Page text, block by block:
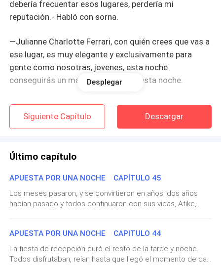
debería frecuentar esos lugares, perdería mi
reputación.- Habló con sorna.
—Julianne Charlotte Ferrari, con quién crees que vas a
ese lugar, es muy elegante y exclusivamente para
gente como nosotras, jovenes, esta noche
conseguirás un macho, así sea por esta noche.
Los toques de los tacones se escucharon en el suelo
al andar de Julianne, se paró frente a ellos, una
pelinegra despampanante, de ojos negros vestida con
—¿Pero que carajos te hiciste? ¿Donde esta mi amiga
Julianne, que le hiciste ?
—Nada que ver conmigo este personaje, ¿verdad?
—Me gustas más cuando tienes tus ojos azules y tus
Desplegar
Siguiente Capítulo Descargar
Último capítulo
APUESTA POR UNA NOCHE CAPÍTULO 45
Los meses pasaron, y se convirtieron en años: dos años
habían pasado y todos continuaron con sus vidas, Atike,
tuvieron el éxito deseado por qué esa fundación ya había
llegado a los pueblos de dónde salió Atike, ya contaban con
escuelas, centros médicos y una flota de transporte fluvial:
donde ellos sacarían sus productos a vender o entregar al
APUESTA POR UNA NOCHE CAPITULO 44
La fiesta de recepción duró el resto de la tarde y noche.
Todos disfrutaban, reían hasta que llegó el momento de dar